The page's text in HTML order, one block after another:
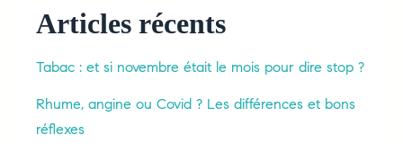
Articles récents
Tabac : et si novembre était le mois pour dire stop ?
Rhume, angine ou Covid ? Les différences et bons
réflexes